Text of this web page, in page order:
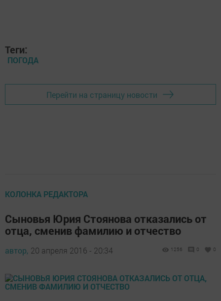
Теги:
ПОГОДА
Перейти на страницу новости
КОЛОНКА РЕДАКТОРА
Сыновья Юрия Стоянова отказались от
отца, сменив фамилию и отчество
автор, 20 апреля 2016 - 20:34 1256 0 0